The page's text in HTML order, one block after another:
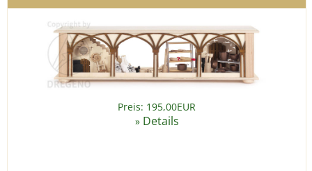
Preis: 195,00EUR
» Details